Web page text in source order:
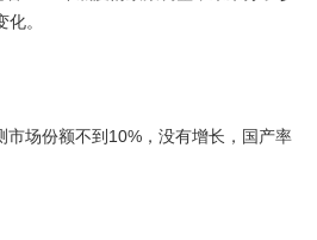
。
市场份额不到10%，没有增长，国产率